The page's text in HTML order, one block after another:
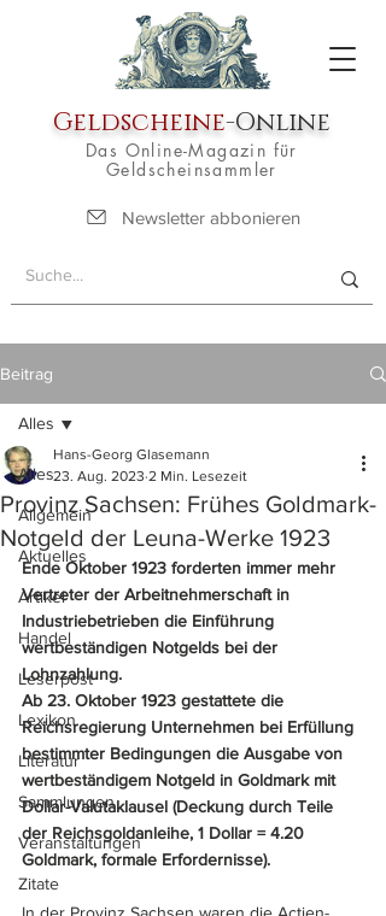
Geldscheine-Online
Das Online-Magazin für
Geldscheinsammler
Newsletter abbonieren
Beitrag
Alles
Allgemein
Aktuelles
Artikel
Handel
Leserpost
Lexikon
Literatur
Sammlungen
Veranstaltungen
Zitate
Alles
Provinz Sachsen: Frühes Goldmark-
Notgeld der Leuna-Werke 1923
Hans-Georg Glasemann
23. Aug. 2023 2 Min. Lesezeit
Ende Oktober 1923 forderten immer mehr
Vertreter der Arbeitnehmerschaft in
Industriebetrieben die Einführung
wertbeständigen Notgelds bei der
Lohnzahlung.
Ab 23. Oktober 1923 gestattete die
Reichsregierung Unternehmen bei Erfüllung
bestimmter Bedingungen die Ausgabe von
wertbeständigem Notgeld in Goldmark mit
Dollar-Valutaklausel (Deckung durch Teile
der Reichsgoldanleihe, 1 Dollar = 4.20
Goldmark, formale Erfordernisse).